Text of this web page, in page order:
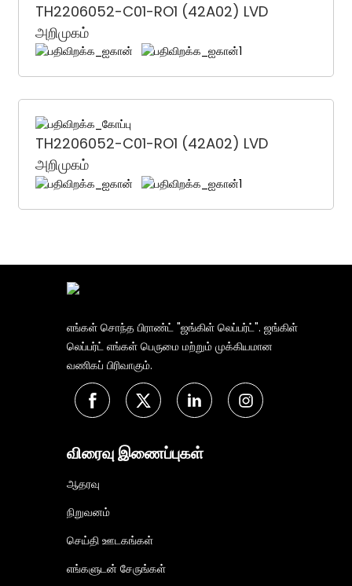
TH2206052-C01-RO1 (42A02) LVD
அறிமுகம்
TH2206052-C01-RO1 (42A02) LVD
அறிமுகம்
எங்கள் சொந்த பிராண்ட் "ஜங்கிள் லெப்பர்ட்". ஜங்கிள்
லெப்பர்ட் எங்கள் பெருமை மற்றும் முக்கியமான
வணிகப் பிரிவாகும்.
விரைவு இணைப்புகள்
ஆதரவு
நிறுவனம்
செய்தி ஊடகங்கள்
எங்களுடன் சேருங்கள்